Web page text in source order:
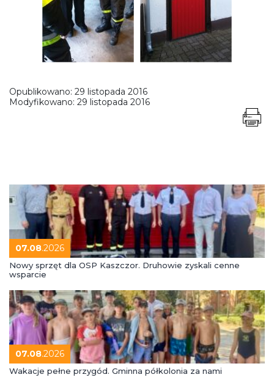
Opublikowano: 29 listopada 2016
Modyfikowano: 29 listopada 2016
07.08.2026
Nowy sprzęt dla OSP Kaszczor. Druhowie zyskali cenne
wsparcie
07.08.2026
Wakacje pełne przygód. Gminna półkolonia za nami